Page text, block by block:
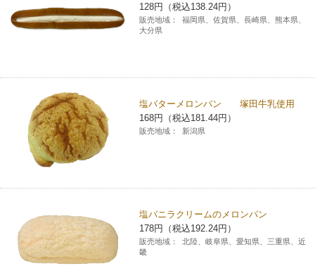
128円（税込138.24円）
販売地域：
福岡県、佐賀県、長崎県、熊本県、
大分県
塩バターメロンパン 塚田牛乳使用
168円（税込181.44円）
販売地域： 新潟県
塩バニラクリームのメロンパン
178円（税込192.24円）
販売地域：
北陸、岐阜県、愛知県、三重県、近
畿